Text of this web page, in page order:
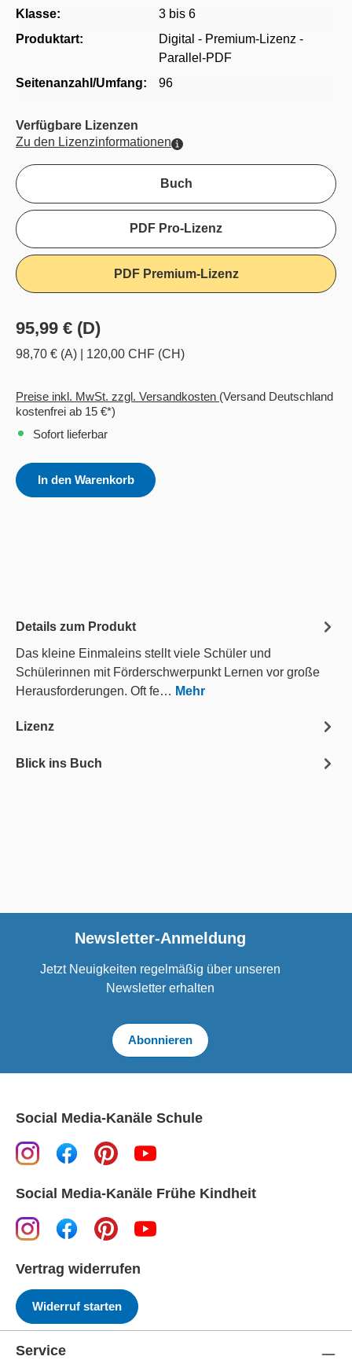
Klasse:
3 bis 6
Produktart:
Digital - Premium-Lizenz -
Parallel-PDF
Seitenanzahl/Umfang:
96
Verfügbare Lizenzen
Zu den Lizenzinformationen
Buch
PDF Pro-Lizenz
PDF Premium-Lizenz
95,99 € (D)
98,70 € (A) 120,00 CHF (CH)
Preise inkl. MwSt. zzgl. Versandkosten (Versand Deutschland
kostenfrei ab 15 €*)
Sofort lieferbar
In den Warenkorb
Details zum Produkt
Das kleine Einmaleins stellt viele Schüler und
Schülerinnen mit Förderschwerpunkt Lernen vor große
Herausforderungen. Oft fe… Mehr
Lizenz
Blick ins Buch
Newsletter-Anmeldung
Jetzt Neuigkeiten regelmäßig über unseren
Newsletter erhalten
Abonnieren
Social Media-Kanäle Schule
Social Media-Kanäle Frühe Kindheit
Vertrag widerrufen
Widerruf starten
Service